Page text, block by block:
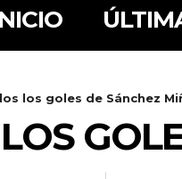
los goles de Sánchez